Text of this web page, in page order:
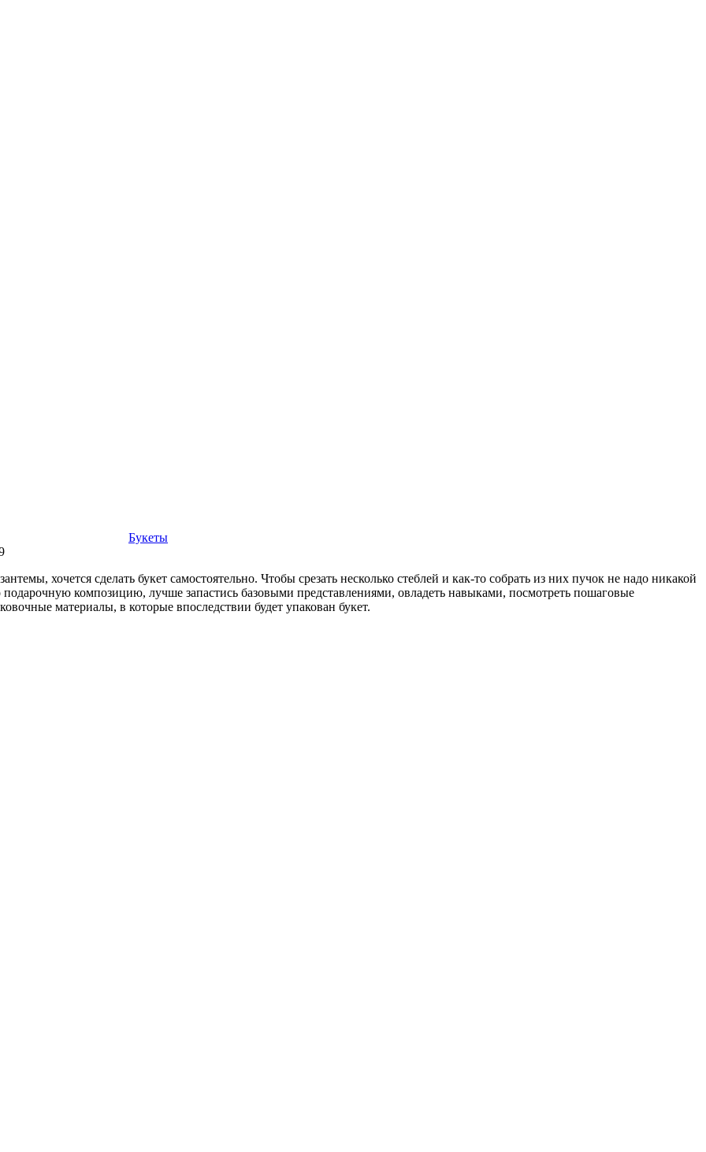
Букеты
хочется сделать букет самостоятельно. Чтобы срезать несколько стеблей и как-то собрать из них пучок не надо никакой
композицию, лучше запастись базовыми представлениями, овладеть навыками, посмотреть пошаговые
материалы, в которые впоследствии будет упакован букет.